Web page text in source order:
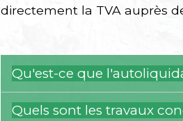
directement la TVA auprès
Qu'est-ce que
Quels sont les travaux